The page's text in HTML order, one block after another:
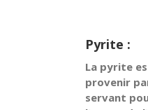
Pyrite :
La pyrite
provenir
servant